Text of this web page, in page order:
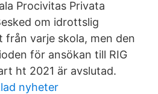
Procivitas Privata
om idrottslig
från varje skola, men den
för ansökan till RIG
ht 2021 är avslutad.
nyheter